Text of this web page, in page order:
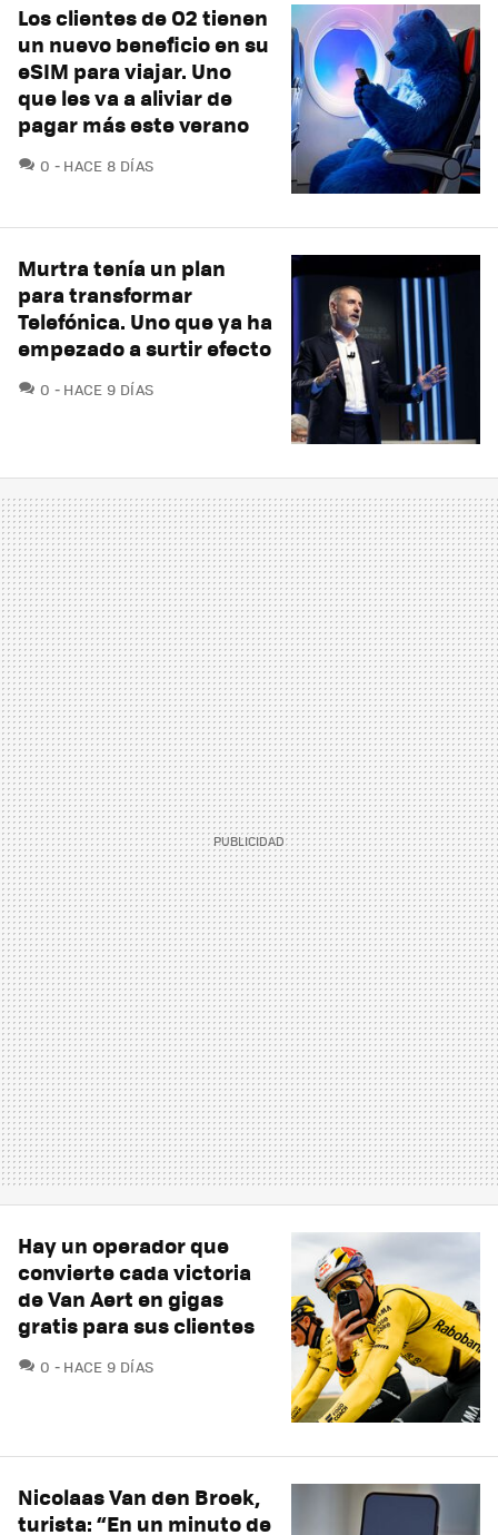
Los clientes de O2 tienen
un nuevo beneficio en su
eSIM para viajar. Uno
que les va a aliviar de
pagar más este verano
0 COMENTARIOS
HACE 8 DÍAS
Murtra tenía un plan
para transformar
Telefónica. Uno que ya ha
empezado a surtir efecto
0 COMENTARIOS
HACE 9 DÍAS
Hay un operador que
convierte cada victoria
de Van Aert en gigas
gratis para sus clientes
0 COMENTARIOS
HACE 9 DÍAS
Nicolaas Van den Broek,
turista: “En un minuto de